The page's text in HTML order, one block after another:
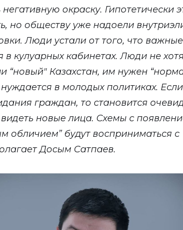
окраску. Гипотетически
но обществу уже надоели
Люди устали от того, что важные
кулуарных кабинетах. Люди не
“новый" Казахстан, им нужен
в молодых политиках. Если
граждан, то становится
видеть новые лица. Схемы с
обличием” будут восприниматься с
Досым Сатпаев.